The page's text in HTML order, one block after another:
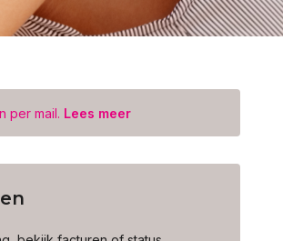
per mail. Lees meer